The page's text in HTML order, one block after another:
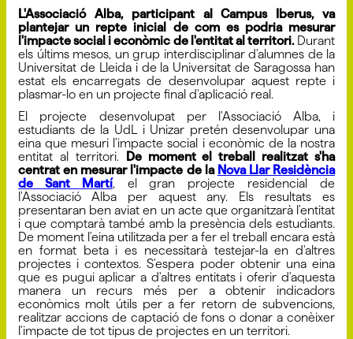
L'Associació Alba, participant al Campus Iberus, va
plantejar un repte inicial de com es podria mesurar
l'impacte social i econòmic de l'entitat al territori.Durant
els últims mesos, un grup interdisciplinar d'alumnes de la
Universitat de Lleida i de la Universitat de Saragossa han
estat els encarregats de desenvolupar aquest repte i
plasmar-lo en un projecte final d'aplicació real.
El projecte desenvolupat per l'Associació Alba, i
estudiants de la UdL i Unizar pretén desenvolupar una
eina que mesuri l'impacte social i econòmic de la nostra
entitat al territori.
De moment el treball realitzat s'ha
centrat en mesurar l'impacte de la Nova Llar Residència
de Sant Martí, el gran projecte residencial de
l'Associació Alba per aquest any. Els resultats es
presentaran ben aviat en un acte que organitzarà l'entitat
i que comptarà també amb la presència dels estudiants.
De moment l'eina utilitzada per a fer el treball encara està
en format beta i es necessitarà testejar-la en d'altres
projectes i contextos. S'espera poder obtenir una eina
que es pugui aplicar a d'altres entitats i oferir d'aquesta
manera un recurs més per a obtenir indicadors
econòmics molt útils per a fer retorn de subvencions,
realitzar accions de captació de fons o donar a conèixer
l'impacte de tot tipus de projectes en un territori.